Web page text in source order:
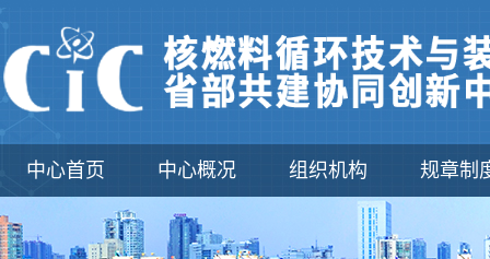
中心首页 中心概况 组织机构 规章制